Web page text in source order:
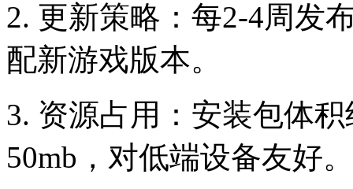
2. 更新策略：每2-4周发
配新游戏版本。
3. 资源占用：安装包体
50mb，对低端设备友好。